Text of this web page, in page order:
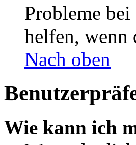
Probleme
helfen, wenn
Nach oben
Wie kann ich